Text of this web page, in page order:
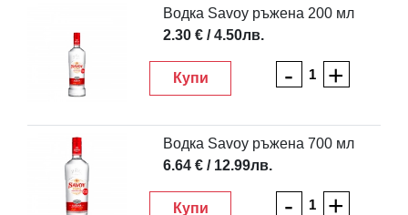
Водка Savoy ръжена 200 мл
2.30 € / 4.50лв.
Купи - +
Водка Savoy ръжена 700 мл
6.64 € / 12.99лв.
Купи - +